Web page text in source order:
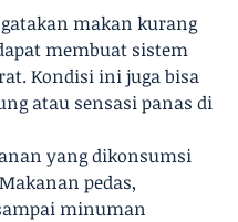
makan kurang
membuat sistem
Kondisi ini juga bisa
atau sensasi panas di
yang dikonsumsi
pedas,
minuman